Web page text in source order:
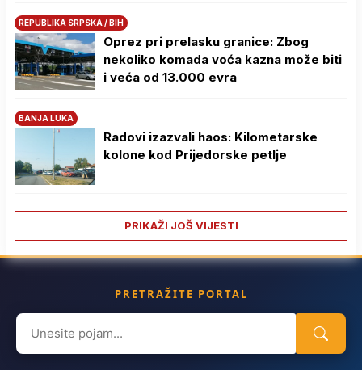
REPUBLIKA SRPSKA / BIH
Oprez pri prelasku granice: Zbog
nekoliko komada voća kazna može biti
i veća od 13.000 evra
BANJA LUKA
Radovi izazvali haos: Kilometarske
kolone kod Prijedorske petlje
PRIKAŽI JOŠ VIJESTI
PRETRAŽITE PORTAL
Search
for: